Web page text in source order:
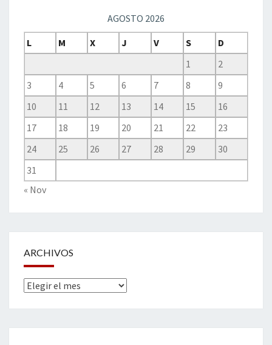
AGOSTO 2026
L
M X J V S
D
1
2
3
4 5 6 7 8
9
10
11 12 13 14 15
16
17
18 19 20 21 22
23
24
25 26 27 28 29
30
31
« Nov
ARCHIVOS
Archivos